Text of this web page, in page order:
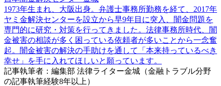
1973年生まれ、大阪出身。弁護士事務所勤務を経て、2017年
ヤミ金解決センターを設立から早9年目に突入、闇金問題を
専門的に研究・対策を行ってきました。法律事務所時代、闇
金被害の相談が多く困っている依頼者が多いことから一念奮
起。闇金被害の解決の手助けを通して「本来持っているべき
幸せ」を手に入れてほしいと願っています。
記事執筆者：編集部 法律ライター金城（金融トラブル分野
の記事執筆経験8年以上）